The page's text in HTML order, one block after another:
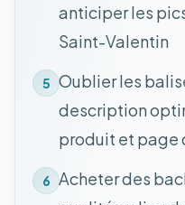
anticiper les
Saint-Valentin
5 Oublier les
description
produit et page
6 Acheter des